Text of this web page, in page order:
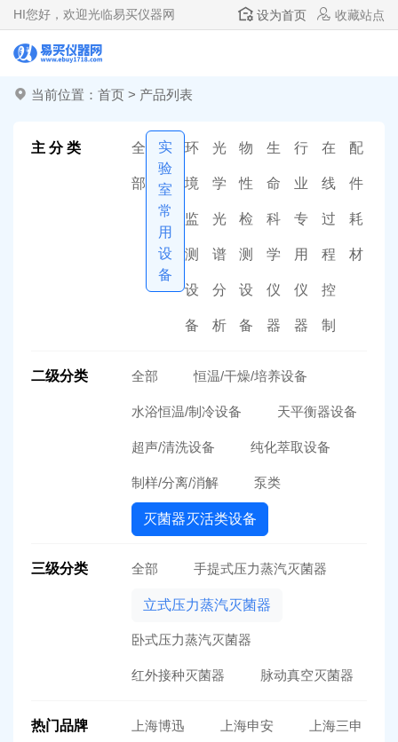
HI您好，欢迎光临易买仪器网 设为首页 收藏站点
当前位置： 首页 > 产品列表
主 分 类 全
部
实
验
室
常
用
设
备
环
境
监
测
设
备
光
学
光
谱
分
析
物
性
检
测
设
备
生
命
科
学
仪
器
行
业
专
用
仪
器
在
线
过
程
控
制
配
件
耗
材
二级分类 全部 恒温/干燥/培养设备
水浴恒温/制冷设备 天平衡器设备
超声/清洗设备 纯化萃取设备
制样/分离/消解 泵类
灭菌器灭活类设备
三级分类 全部 手提式压力蒸汽灭菌器
立式压力蒸汽灭菌器
卧式压力蒸汽灭菌器
红外接种灭菌器 脉动真空灭菌器
热门品牌 上海博迅 上海申安 上海三申